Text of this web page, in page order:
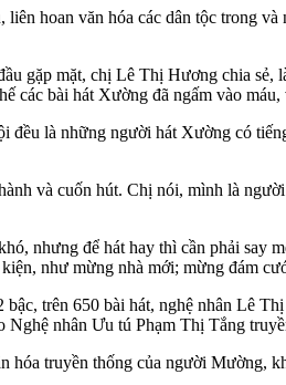
hoan văn hóa các dân tộc trong
gặp mặt, chị Lê Thị Hương chia
các bài hát Xường đã ngấm vào
đều là những người hát Xường có
và cuốn hút. Chị nói, mình là
nhưng để hát hay thì cần phải say
như mừng nhà mới; mừng đám
trên 650 bài hát, nghệ nhân Lê
Nghệ nhân Ưu tú Phạm Thị Tắng
hóa truyền thống của người Mường,